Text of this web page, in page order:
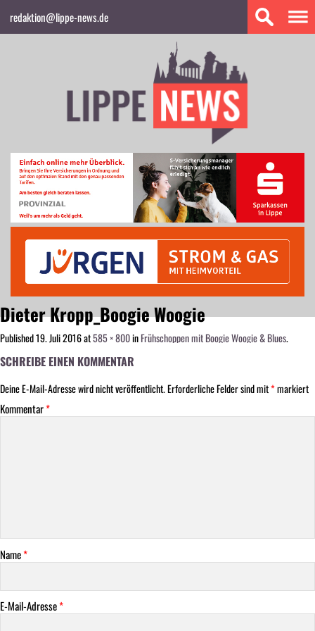
redaktion@lippe-news.de
Dieter Kropp_Boogie Woogie
Published19. Juli 2016at585 × 800inFrühschoppen mit Boogie Woogie & Blues.
SCHREIBE EINEN KOMMENTAR
Deine E-Mail-Adresse wird nicht veröffentlicht.Erforderliche Felder sind mit*markiert
Kommentar*
Name*
E-Mail-Adresse*